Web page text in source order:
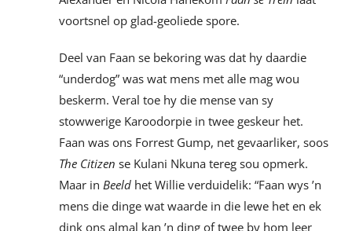
voortsnel op glad-geoliede spore.
Deel van Faan se bekoring was dat hy daardie
“underdog” was wat mens met alle mag wou
beskerm. Veral toe hy die mense van sy
stowwerige Karoodorpie in twee geskeur het.
Faan was ons Forrest Gump, net gevaarliker, soos
The Citizen se Kulani Nkuna tereg sou opmerk.
Maar in Beeld het Willie verduidelik: “Faan wys ’n
mens die dinge wat waarde in die lewe het en ek
dink ons almal kan ’n ding of twee by hom leer